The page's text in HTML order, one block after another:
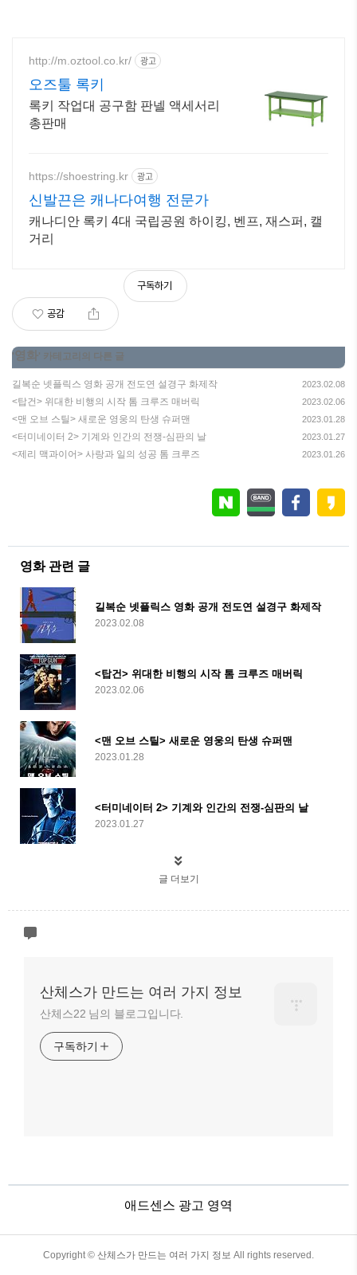
http://m.oztool.co.kr/ 광고
오즈툴 록키
록키 작업대 공구함 판넬 액세서리
총판매
https://shoestring.kr 광고
신발끈은 캐나다여행 전문가
캐나디안 록키 4대 국립공원 하이킹, 벤프, 재스퍼, 캘
거리
공감
구독하기
' 영화' 카테고리의 다른 글
길복순 넷플릭스 영화 공개 전도연 설경구 화제작 2023.02.08
<탑건> 위대한 비행의 시작 톰 크루즈 매버릭 2023.02.06
<맨 오브 스틸> 새로운 영웅의 탄생 슈퍼맨 2023.01.28
<터미네이터 2> 기계와 인간의 전쟁-심판의 날 2023.01.27
<제리 맥과이어> 사랑과 일의 성공 톰 크루즈 2023.01.26
영화 관련 글
길복순 넷플릭스 영화 공개 전도연 설경구 화제작
2023.02.08
<탑건> 위대한 비행의 시작 톰 크루즈 매버릭
2023.02.06
<맨 오브 스틸> 새로운 영웅의 탄생 슈퍼맨
2023.01.28
<터미네이터 2> 기계와 인간의 전쟁-심판의 날
2023.01.27
글 더보기
산체스가 만드는 여러 가지 정보
산체스22 님의 블로그입니다.
구독하기
애드센스 광고 영역
Copyright © 산체스가 만드는 여러 가지 정보 All rights reserved.
TistoryWhaleSkin3.4